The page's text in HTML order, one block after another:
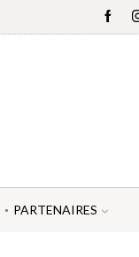
PARTENAIRES